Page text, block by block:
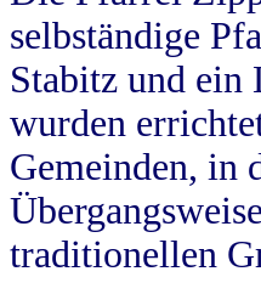
selbständige
Stabitz und
wurden
Gemeinden, in
traditionellen